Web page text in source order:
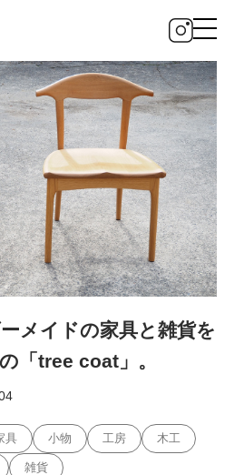
メイドの家具と雑貨を
「tree coat」。
具 小物 工房 木工
雑貨